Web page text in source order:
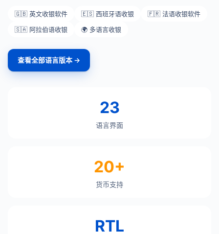
🇬🇧 英文收银软件 🇪🇸 西班牙语收银
🇫🇷 法语收银软件
🇸🇦 阿拉伯语收银
🌍 多语言收银
查看全部语言版本 →
23
语言界面
20+
货币支持
RTL